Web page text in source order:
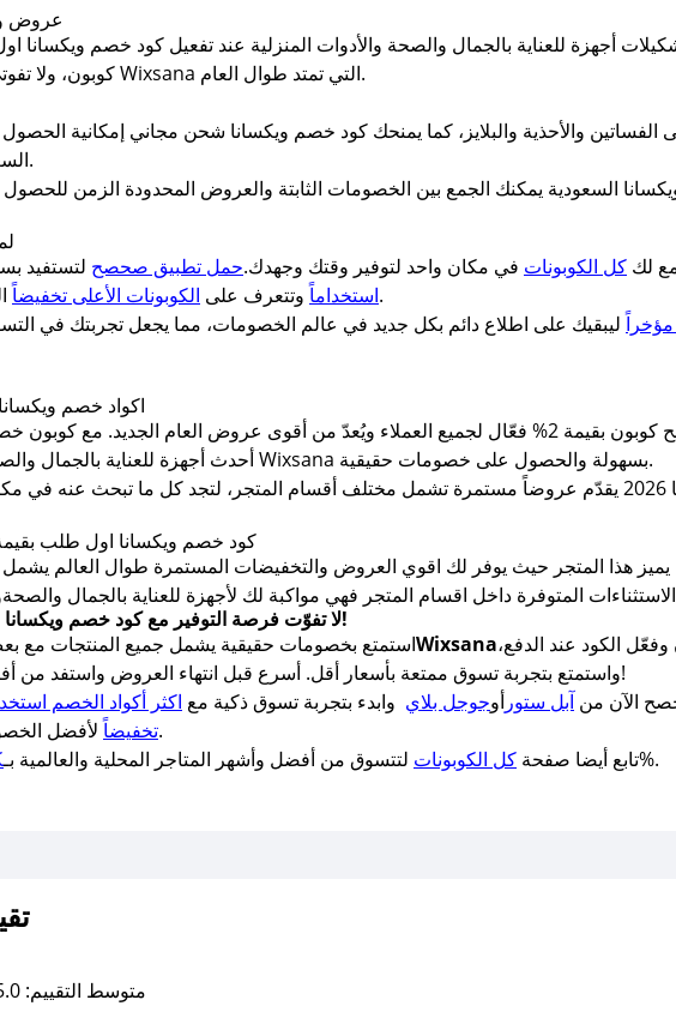
عروض
2% على أحدث تشكيلات أجهزة للعناية بالجمال والصحة والأدوات المنزلية عند تفعيل كود خصم
كوبون، ولا تفوتي العروض الموسمية من Wixsana التي تمتد طوال العام.
خصومات تصل إلى 2% على الفساتين والأحذية والبلايز، كما يمنحك كود خصم ويكسانا شحن مجاني
السعودية والإمارات والكويت.
لك كل الكوبونات في مكان واحد لتوفير وقتك وجهدك.حمل تطبيق صحصح لتستفيد
استخداماًوتتعرف على الكوبونات الأعلى تخفيضاً
التي تمنحك أفضل الأسعار.
ليبقيك على اطلاع دائم بكل جديد في عالم الخصومات، مما يجعل تجربتك في
اكواد خصم
اول طلب من صحصح كوبون بقيمة 2% فعّال لجميع العملاء ويُعدّ من أقوى عروض العام الجديد.
أحدث أجهزة للعناية بالجمال والصحة والأدوات المنزلية من Wixsana بسهولة والحصول على خصومات حقيقية.
كود خصم ويكسانا اول طلب بقيمة 2% فعال لجميع
لا تفوّت فرصة التوفير مع كود خصم ويكسانا من موقع صحصح كوبون!
استمتع بخصومات حقيقية يشمل جميع المنتجات معWixsanaالكود عند الدفع،
واستمتع بتجربة تسوق ممتعة بأسعار أقل. أسرع قبل انتهاء العروض واستفد من أفضل التخفيضات الحصرية!
الآن من آبل ستور أوجوجل بلاي وابدء بتجربة تسوق ذكية مع اكثر أكواد الخصم
تخفيضاًلأفضل الخصومات والعروض الحصرية.
تابع أيضا صفحة كل الكوبونات لتتسوق من أفضل وأشهر المتاجر المحلية والعالمية بـ فعالة 100%.
متوسط التقييم: 5.0 من 5 نجوم بواسطة 0 مستخدمين